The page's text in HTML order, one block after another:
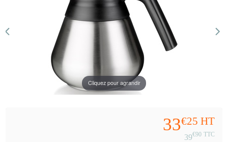
Cliquez pour agrandir
33€25 HT
39€90 TTC